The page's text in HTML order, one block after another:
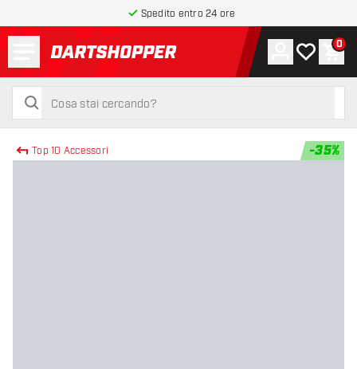
Spedito entro 24 ore
torna alla home page
cerca
cerca
Account
La mia0
Top 10 Accessori -35%